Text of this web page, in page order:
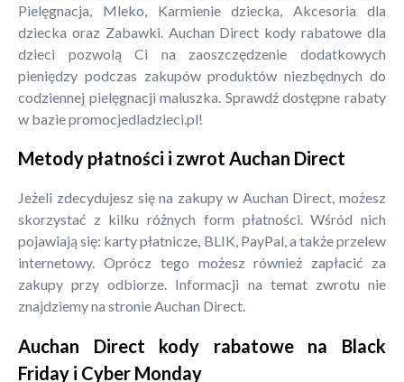
Pielęgnacja, Mleko, Karmienie dziecka, Akcesoria dla
dziecka oraz Zabawki. Auchan Direct kody rabatowe dla
dzieci pozwolą Ci na zaoszczędzenie dodatkowych
pieniędzy podczas zakupów produktów niezbędnych do
codziennej pielęgnacji maluszka. Sprawdź dostępne rabaty
w bazie promocjedladzieci.pl!
Metody płatności i zwrot Auchan Direct
Jeżeli zdecydujesz się na zakupy w Auchan Direct, możesz
skorzystać z kilku różnych form płatności. Wśród nich
pojawiają się: karty płatnicze, BLIK, PayPal, a także przelew
internetowy. Oprócz tego możesz również zapłacić za
zakupy przy odbiorze. Informacji na temat zwrotu nie
znajdziemy na stronie Auchan Direct.
Auchan Direct kody rabatowe na Black
Friday i Cyber Monday